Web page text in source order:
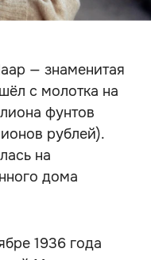
— знаменитая
с молотка на
фунтов
рублей).
на
дома
1936 года